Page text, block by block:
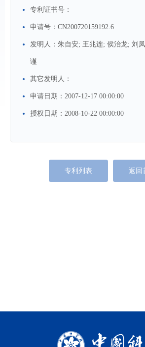
专利证书号：
申请号： CN200720159192.6
发明人： 朱自安; 王兆连; 侯治龙; 刘
谨
其它发明人：
申请日期： 2007-12-17 00:00:00
授权日期： 2008-10-22 00:00:00
专利列表 返回